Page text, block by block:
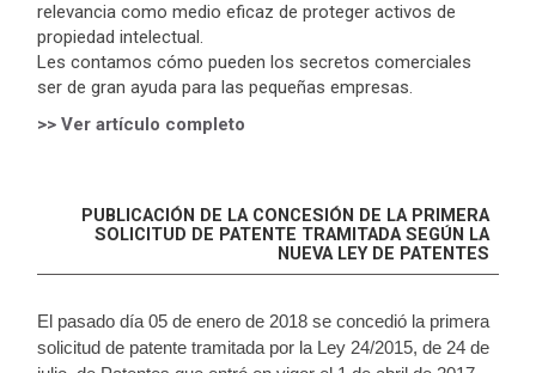
relevancia como medio eficaz de proteger activos de
propiedad intelectual.
Les contamos cómo pueden los secretos comerciales
ser de gran ayuda para las pequeñas empresas.
>> Ver artículo completo
PUBLICACIÓN DE LA CONCESIÓN DE LA PRIMERA
SOLICITUD DE PATENTE TRAMITADA SEGÚN LA
NUEVA LEY DE PATENTES
El pasado día 05 de enero de 2018 se concedió la primera
solicitud de patente tramitada por la Ley 24/2015, de 24 de